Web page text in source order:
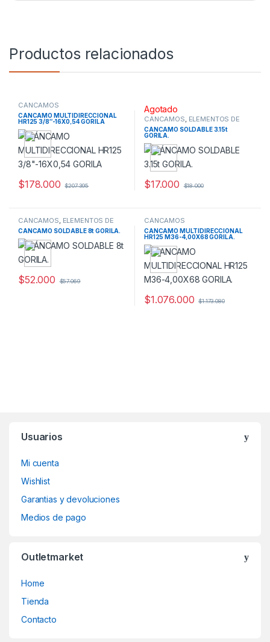
Productos relacionados
CÁNCAMOS
CÁNCAMO MULTIDIRECCIONAL
HR125 3/8″-16X0,54 GORILA
$178.000 $207.395
Agotado
CÁNCAMOS, ELEMENTOS DE
IZAJE
CÁNCAMO SOLDABLE 3.15t
GORILA.
$17.000 $18.000
CÁNCAMOS, ELEMENTOS DE
IZAJE
CÁNCAMO SOLDABLE 8t GORILA.
$52.000 $57.069
CÁNCAMOS
CANCAMO MULTIDIRECCIONAL
HR125 M36-4,00X68 GORILA.
$1.076.000 $1.173.080
Usuarios
Mi cuenta
Wishlist
Garantias y devoluciones
Medios de pago
Outletmarket
Home
Tienda
Contacto